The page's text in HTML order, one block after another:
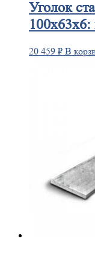
Уголок
100х63х6:
20 459 ₽ В